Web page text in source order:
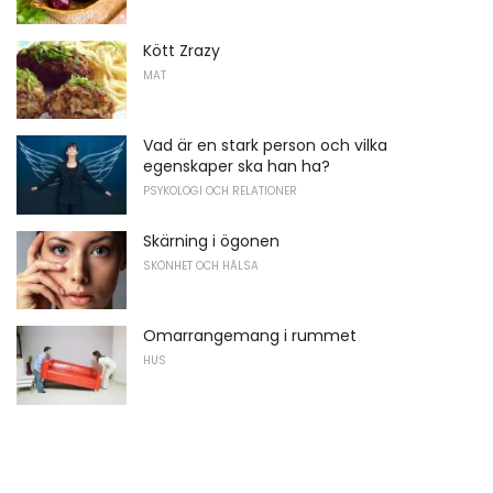
Kött Zrazy
MAT
Vad är en stark person och vilka
egenskaper ska han ha?
PSYKOLOGI OCH RELATIONER
Skärning i ögonen
SKÖNHET OCH HÄLSA
Omarrangemang i rummet
HUS